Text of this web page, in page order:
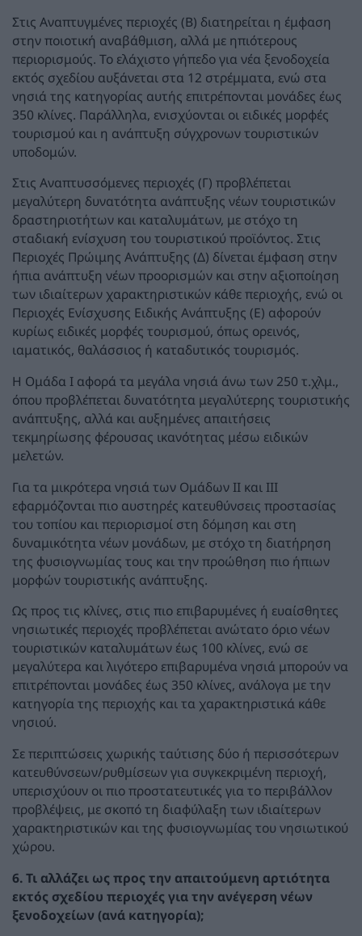
Στις Αναπτυγμένες περιοχές (Β) διατηρείται η έμφαση
στην ποιοτική αναβάθμιση, αλλά με ηπιότερους
περιορισμούς. Το ελάχιστο γήπεδο για νέα ξενοδοχεία
εκτός σχεδίου αυξάνεται στα 12 στρέμματα, ενώ στα
νησιά της κατηγορίας αυτής επιτρέπονται μονάδες έως
350 κλίνες. Παράλληλα, ενισχύονται οι ειδικές μορφές
τουρισμού και η ανάπτυξη σύγχρονων τουριστικών
υποδομών.
Στις Αναπτυσσόμενες περιοχές (Γ) προβλέπεται
μεγαλύτερη δυνατότητα ανάπτυξης νέων τουριστικών
δραστηριοτήτων και καταλυμάτων, με στόχο τη
σταδιακή ενίσχυση του τουριστικού προϊόντος. Στις
Περιοχές Πρώιμης Ανάπτυξης (Δ) δίνεται έμφαση στην
ήπια ανάπτυξη νέων προορισμών και στην αξιοποίηση
των ιδιαίτερων χαρακτηριστικών κάθε περιοχής, ενώ οι
Περιοχές Ενίσχυσης Ειδικής Ανάπτυξης (Ε) αφορούν
κυρίως ειδικές μορφές τουρισμού, όπως ορεινός,
ιαματικός, θαλάσσιος ή καταδυτικός τουρισμός.
Η Ομάδα Ι αφορά τα μεγάλα νησιά άνω των 250 τ.χλμ.,
όπου προβλέπεται δυνατότητα μεγαλύτερης τουριστικής
ανάπτυξης, αλλά και αυξημένες απαιτήσεις
τεκμηρίωσης φέρουσας ικανότητας μέσω ειδικών
μελετών.
Για τα μικρότερα νησιά των Ομάδων ΙΙ και ΙΙΙ
εφαρμόζονται πιο αυστηρές κατευθύνσεις προστασίας
του τοπίου και περιορισμοί στη δόμηση και στη
δυναμικότητα νέων μονάδων, με στόχο τη διατήρηση
της φυσιογνωμίας τους και την προώθηση πιο ήπιων
μορφών τουριστικής ανάπτυξης.
Ως προς τις κλίνες, στις πιο επιβαρυμένες ή ευαίσθητες
νησιωτικές περιοχές προβλέπεται ανώτατο όριο νέων
τουριστικών καταλυμάτων έως 100 κλίνες, ενώ σε
μεγαλύτερα και λιγότερο επιβαρυμένα νησιά μπορούν να
επιτρέπονται μονάδες έως 350 κλίνες, ανάλογα με την
κατηγορία της περιοχής και τα χαρακτηριστικά κάθε
νησιού.
Σε περιπτώσεις χωρικής ταύτισης δύο ή περισσότερων
κατευθύνσεων/ρυθμίσεων για συγκεκριμένη περιοχή,
υπερισχύουν οι πιο προστατευτικές για το περιβάλλον
προβλέψεις, με σκοπό τη διαφύλαξη των ιδιαίτερων
χαρακτηριστικών και της φυσιογνωμίας του νησιωτικού
χώρου.
6.Τι αλλάζει ως προς την απαιτούμενη αρτιότητα
εκτός σχεδίου περιοχές για την ανέγερση νέων
ξενοδοχείων (ανά κατηγορία);